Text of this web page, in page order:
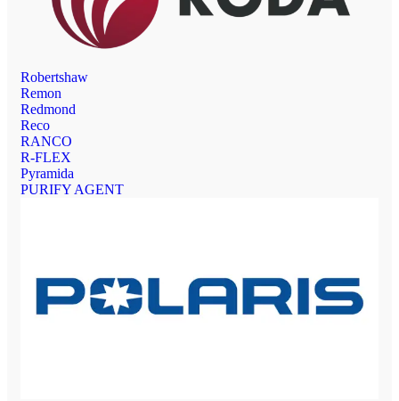
Robertshaw
Remon
Redmond
Reco
RANCO
R-FLEX
Pyramida
PURIFY AGENT